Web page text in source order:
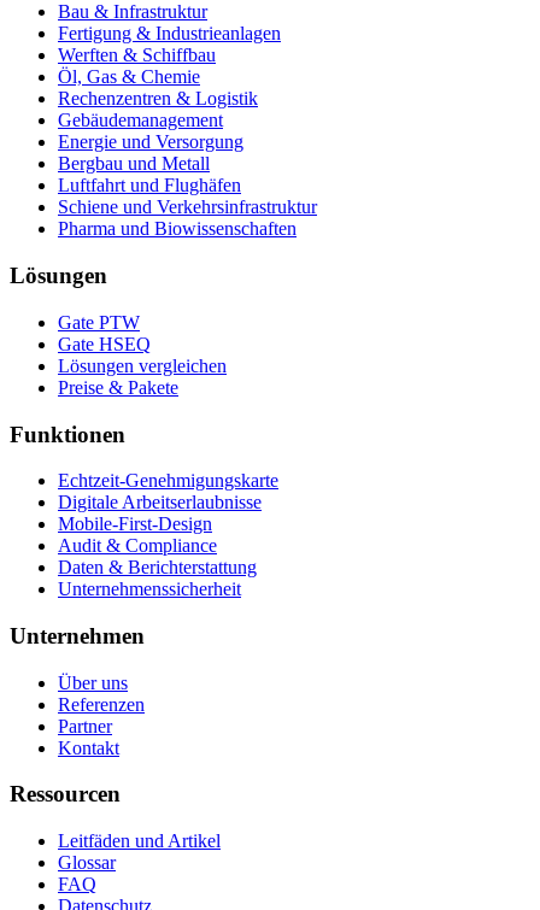
Bau & Infrastruktur
Fertigung & Industrieanlagen
Werften & Schiffbau
Öl, Gas & Chemie
Rechenzentren & Logistik
Gebäudemanagement
Energie und Versorgung
Bergbau und Metall
Luftfahrt und Flughäfen
Schiene und Verkehrsinfrastruktur
Pharma und Biowissenschaften
Lösungen
Gate PTW
Gate HSEQ
Lösungen vergleichen
Preise & Pakete
Funktionen
Echtzeit-Genehmigungskarte
Digitale Arbeitserlaubnisse
Mobile-First-Design
Audit & Compliance
Daten & Berichterstattung
Unternehmenssicherheit
Unternehmen
Über uns
Referenzen
Partner
Kontakt
Ressourcen
Leitfäden und Artikel
Glossar
FAQ
Datenschutz